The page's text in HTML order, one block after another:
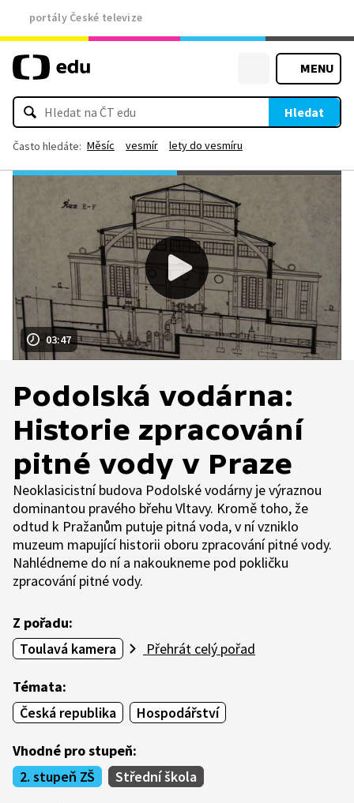
portály České televize
MENU
Hledat
Často hledáte: Měsíc vesmír lety do vesmíru
03:47
Podolská vodárna:
Historie zpracování
pitné vody v Praze
Neoklasicistní budova Podolské vodárny je výraznou
dominantou pravého břehu Vltavy. Kromě toho, že
odtud k Pražanům putuje pitná voda, v ní vzniklo
muzeum mapující historii oboru zpracování pitné vody.
Nahlédneme do ní a nakoukneme pod pokličku
zpracování pitné vody.
Z pořadu:
Toulavá kamera
Přehrát celý pořad
Témata:
Česká republika
Hospodářství
Vhodné pro stupeň:
2. stupeň ZŠ
Střední škola